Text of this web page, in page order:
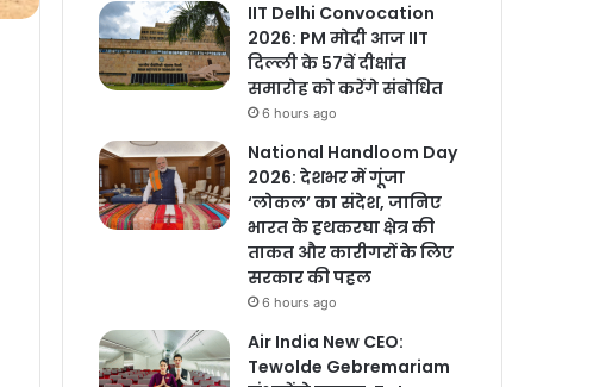
IIT Delhi Convocation
2026: PM मोदी आज IIT
दिल्ली के 57वें दीक्षांत
समारोह को करेंगे संबोधित
6 hours ago
National Handloom Day
2026: देशभर में गूंजा
‘लोकल’ का संदेश, जानिए
भारत के हथकरघा क्षेत्र की
ताकत और कारीगरों के लिए
सरकार की पहल
6 hours ago
Air India New CEO:
Tewolde Gebremariam